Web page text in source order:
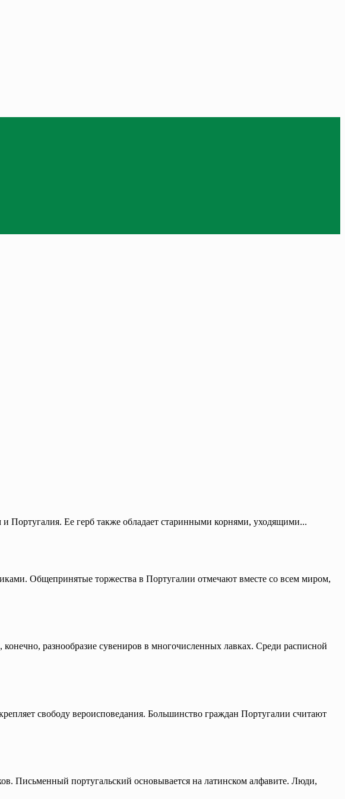
Португалия. Ее герб также обладает старинными корнями, уходящими...
Общепринятые торжества в Португалии отмечают вместе со всем миром,
разнообразие сувениров в многочисленных лавках. Среди расписной
свободу вероисповедания. Большинство граждан Португалии считают
Письменный португальский основывается на латинском алфавите. Люди,